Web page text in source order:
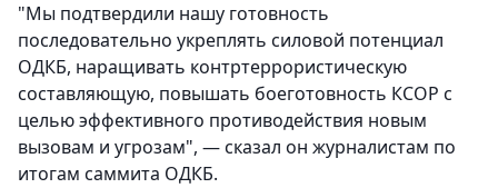
"Мы подтвердили нашу готовность
последовательно укреплять силовой потенциал
ОДКБ, наращивать контртеррористическую
составляющую, повышать боеготовность КСОР с
целью эффективного противодействия новым
вызовам и угрозам", — сказал он журналистам по
итогам саммита ОДКБ.